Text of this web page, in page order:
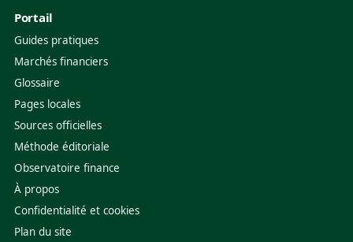
Portail
Guides pratiques
Marchés financiers
Glossaire
Pages locales
Sources officielles
Méthode éditoriale
Observatoire finance
À propos
Confidentialité et cookies
Plan du site